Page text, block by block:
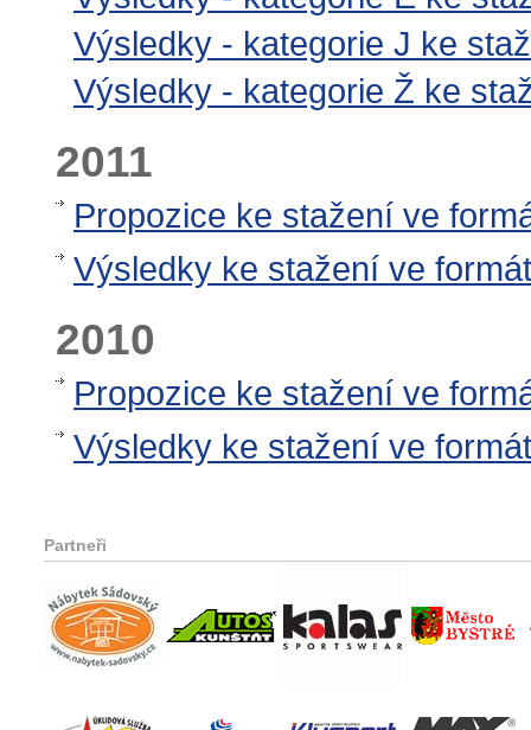
Výsledky - kategorie J ke
Výsledky - kategorie Ž ke
2011
Propozice ke stažení ve
Výsledky ke stažení ve
2010
Propozice ke stažení ve
Výsledky ke stažení ve
Partneři